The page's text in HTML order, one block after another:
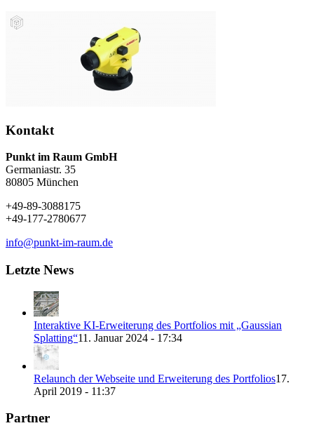
Kontakt
Punkt im Raum GmbH
Germaniastr. 35
80805 München
+49-89-3088175
+49-177-2780677
info@punkt-im-raum.de
Letzte News
Interaktive KI-Erweiterung des Portfolios mit „Gaussian
Splatting“11. Januar 2024 - 17:34
Relaunch der Webseite und Erweiterung des Portfolios17.
April 2019 - 11:37
Partner